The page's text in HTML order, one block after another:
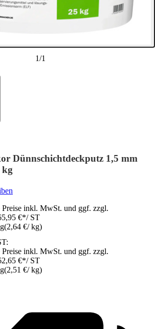
1/1
Dünnschichtdeckputz 1,5 mm
kg
inkl. MwSt. und ggf. zzgl.
€*/ ST
(2,64 €/ kg)
inkl. MwSt. und ggf. zzgl.
€*/ ST
(2,51 €/ kg)